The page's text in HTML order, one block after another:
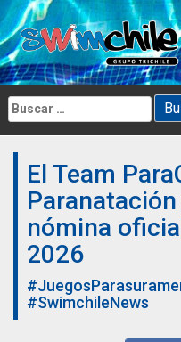
Skip
to
content
Buscar:
El Team
nómina
2026
#SwimchileNews